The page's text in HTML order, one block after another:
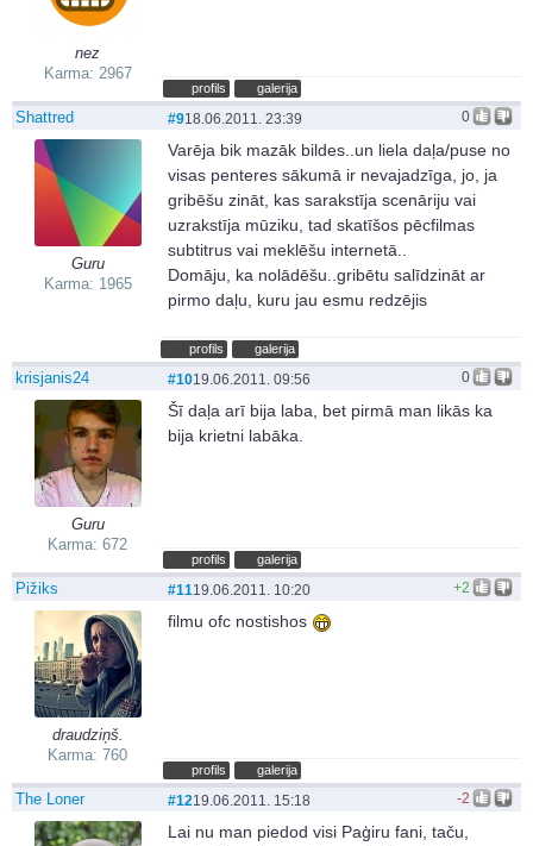
nez
Karma: 2967
profils galerija
Shattred
Guru
Karma: 1965
0
#918.06.2011. 23:39
Varēja bik mazāk bildes..un liela daļa/puse no
visas penteres sākumā ir nevajadzīga, jo, ja
gribēšu zināt, kas sarakstīja scenāriju vai
uzrakstīja mūziku, tad skatīšos pēcfilmas
subtitrus vai meklēšu internetā..
Domāju, ka nolādēšu..gribētu salīdzināt ar
pirmo daļu, kuru jau esmu redzējis
profils galerija
krisjanis24
Guru
Karma: 672
0
#1019.06.2011. 09:56
Šī daļa arī bija laba, bet pirmā man likās ka
bija krietni labāka.
profils galerija
Pižiks
draudziņš.
Karma: 760
+2
#1119.06.2011. 10:20
filmu ofc nostishos
profils galerija
The Loner -2
#1219.06.2011. 15:18
Lai nu man piedod visi Paģiru fani, taču,